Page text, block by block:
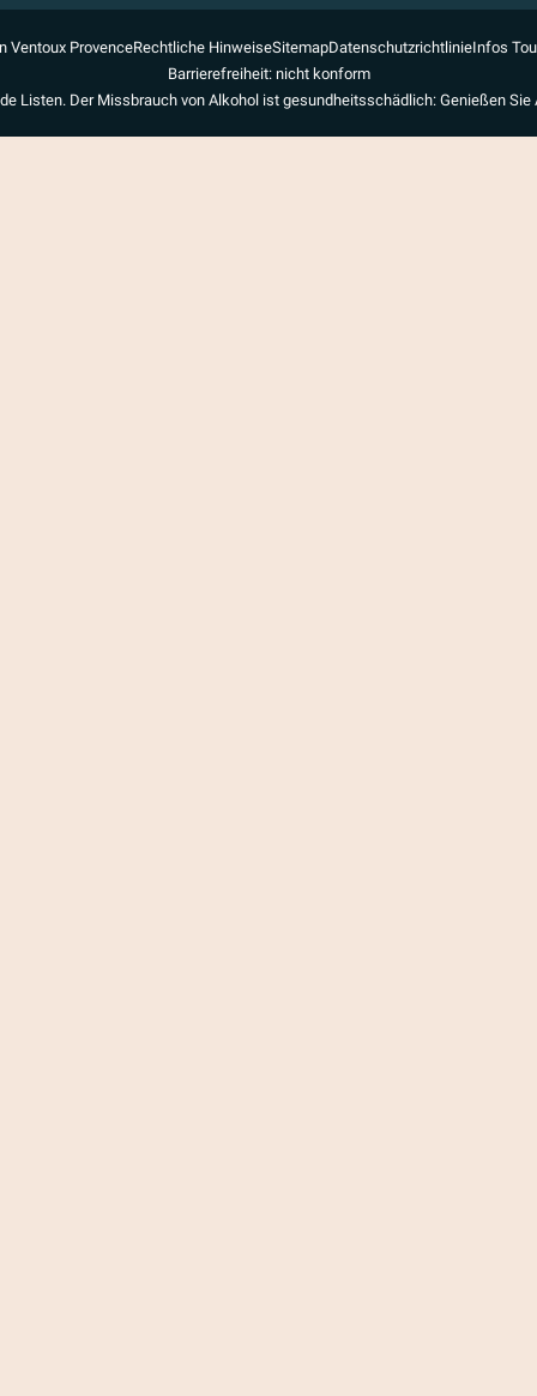
Ventoux ProvenceRechtliche HinweiseSitemapDatenschutzrichtlinieInfos
Barrierefreiheit: nicht konform
Listen. Der Missbrauch von Alkohol ist gesundheitsschädlich: Genießen Sie